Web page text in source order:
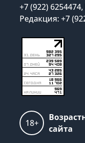
+7 (922)
Редакция: +7
18+
сайта